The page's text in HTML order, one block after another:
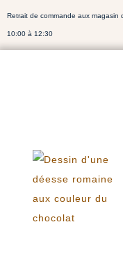
Retrait de commande aux
10:00 à 12:30